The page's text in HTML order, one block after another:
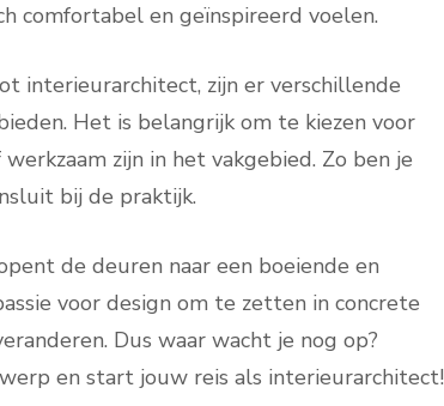
comfortabel en geïnspireerd voelen.
interieurarchitect, zijn er verschillende
Het is belangrijk om te kiezen voor
zijn in het vakgebied. Zo ben je
bij de praktijk.
de deuren naar een boeiende en
voor design om te zetten in concrete
Dus waar wacht je nog op?
en start jouw reis als interieurarchitect!